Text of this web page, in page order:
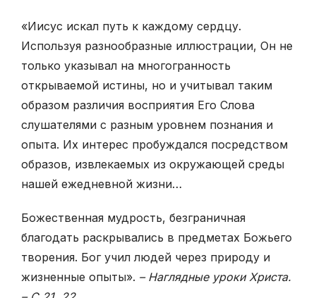
«Иисус искал путь к каждому сердцу.
Используя разнообразные иллюстра­ции, Он не
только указывал на многогранность
открываемой истины, но и учи­тывал таким
образом различия восприятия Его Слова
слушателями с разным уровнем познания и
опыта. Их интерес пробуждался посредством
образов, извлекаемых из окружающей среды
нашей ежедневной жизни…
Божественная мудрость, безграничная
благодать раскрывались в предметах Божьего
творения. Бог учил людей через природу и
жизненные опыты». – На­глядные уроки Христа.